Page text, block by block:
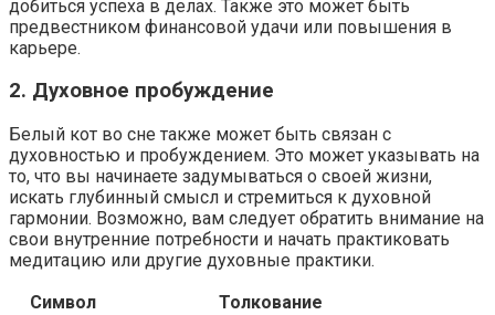
добиться успеха в делах. Также это может быть
предвестником финансовой удачи или повышения в
карьере.
2. Духовное пробуждение
Белый кот во сне также может быть связан с
духовностью и пробуждением. Это может указывать на
то, что вы начинаете задумываться о своей жизни,
искать глубинный смысл и стремиться к духовной
гармонии. Возможно, вам следует обратить внимание на
свои внутренние потребности и начать практиковать
медитацию или другие духовные практики.
Символ
Толкование